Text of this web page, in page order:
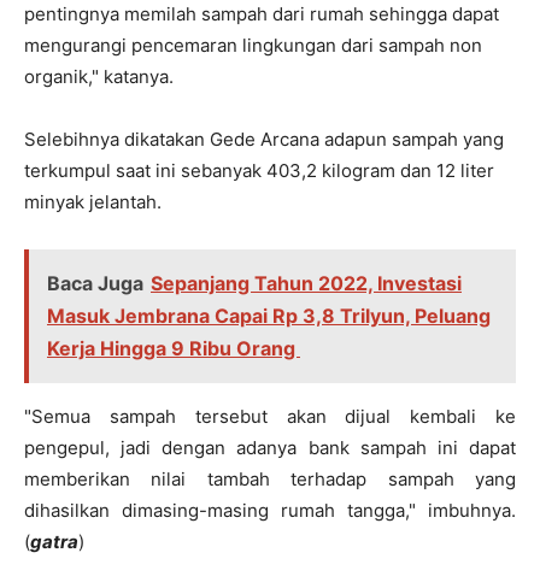
pentingnya memilah sampah dari rumah sehingga dapat
mengurangi pencemaran lingkungan dari sampah non
organik," katanya.
Selebihnya dikatakan Gede Arcana adapun sampah yang
terkumpul saat ini sebanyak 403,2 kilogram dan 12 liter
minyak jelantah.
Baca Juga Sepanjang Tahun 2022, Investasi
Masuk Jembrana Capai Rp 3,8 Trilyun, Peluang
Kerja Hingga 9 Ribu Orang
"Semua sampah tersebut akan dijual kembali ke
pengepul, jadi dengan adanya bank sampah ini dapat
memberikan nilai tambah terhadap sampah yang
dihasilkan dimasing-masing rumah tangga," imbuhnya.
(gatra)